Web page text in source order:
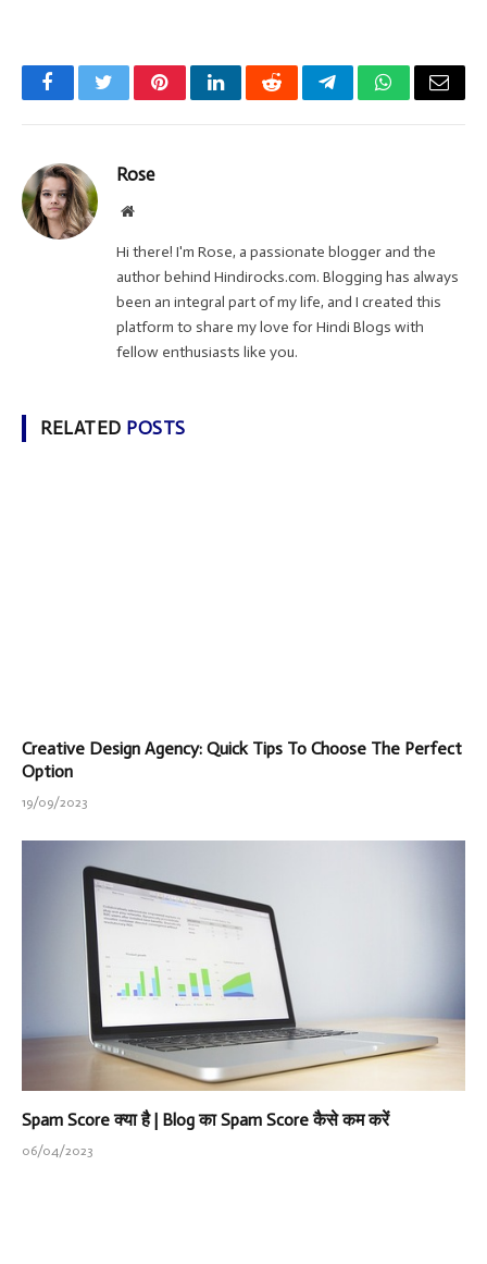
FacebookTwitterPinterestLinkedInRedditTelegramWhatsApp
Email
Rose
Website
Hi there! I'm Rose, a passionate blogger and the
author behind Hindirocks.com. Blogging has always
been an integral part of my life, and I created this
platform to share my love for Hindi Blogs with
fellow enthusiasts like you.
RELATED POSTS
Creative Design Agency: Quick Tips To Choose The Perfect
Option
19/09/2023
Spam Score क्या है | Blog का Spam Score कैसे कम करें
06/04/2023